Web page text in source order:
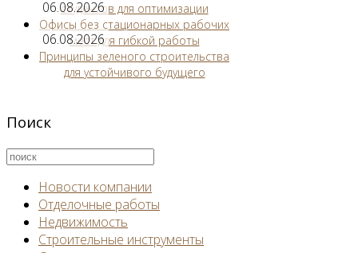
студентов для оптимизации
06.08.2026
Офисы без стационарных рабочих
мест для гибкой работы
06.08.2026
Принципы зеленого строительства
для устойчивого будущего
Поиск
Новости компании
Отделочные работы
Недвижимость
Строительные инструменты